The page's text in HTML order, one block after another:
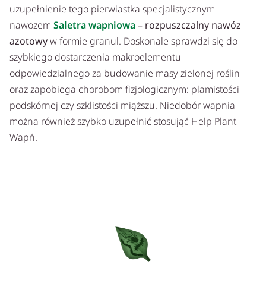
uzupełnienie tego pierwiastka specjalistycznym
nawozem Saletra wapniowa– rozpuszczalny nawóz
azotowyw formie granul. Doskonale sprawdzi się do
szybkiego dostarczenia makroelementu
odpowiedzialnego za budowanie masy zielonej roślin
oraz zapobiega chorobom fizjologicznym: plamistości
podskórnej czy szklistości miąższu. Niedobór wapnia
można również szybko uzupełnić stosująć Help Plant
Wapń.